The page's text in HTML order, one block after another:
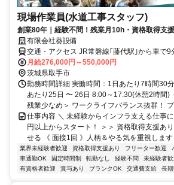
現場作業員(水道工事スタッフ)
創業80年｜経験不問！残業月10h・資格取得支
有限会社葵設備
交通・アクセス JR常磐線｢藤代駅｣から車で9
月給276,000円～550,000円
茨城県取手市
勤務時間詳細 実働時間：1日あたり7時間30
あたり25日 〜 26日 8:00～17:30(休憩2時間)
残業少なめ＞ ワークライフバランス抜群！
仕事内容 ＼ 未経験からインフラ支える仕事
円以上からスタート！ ＞＞ 資格取得支援あ
せる 《 面接1回 》人柄＆やる気を重視しま
業界未経験者歓迎 資格取得支援あり フリーター歓迎
車通勤OK
固定時間制 転勤なし 経験不問 未経験者歓
有資格者歓迎
賞与あり ブランクOK 交通費支給 長